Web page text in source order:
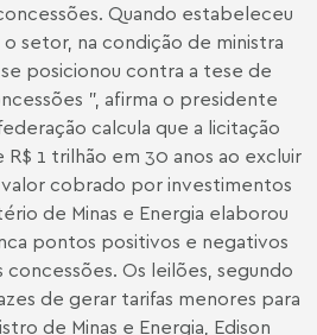
Quando estabeleceu
setor, na condição de ministra
posicionou contra a tese de
", afirma o presidente
calcula que a licitação
1 trilhão em 30 anos ao excluir
cobrado por investimentos
de Minas e Energia elaborou
pontos positivos e negativos
Os leilões, segundo
de gerar tarifas menores para
de Minas e Energia, Edison